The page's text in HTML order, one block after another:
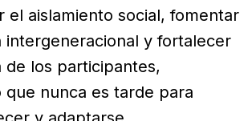
el aislamiento social, fomentar
intergeneracional y fortalecer
de los participantes,
que nunca es tarde para